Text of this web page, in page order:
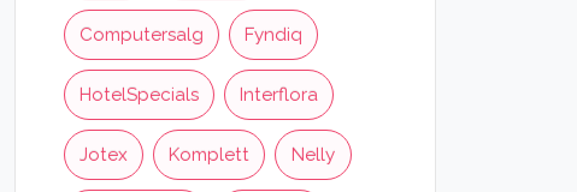
Computersalg Fyndiq
HotelSpecials Interflora
Jotex Komplett Nelly